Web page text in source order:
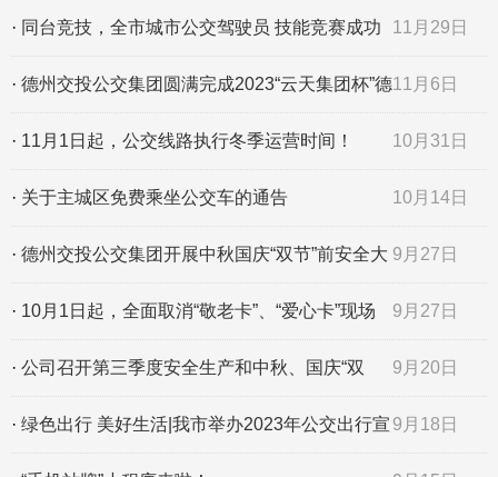
租的公告
· 同台竞技，全市城市公交驾驶员 技能竞赛成功
举办！
11月29日
· 德州交投公交集团圆满完成2023“云天集团杯”德
州马拉松赛事
11月6日
· 11月1日起，公交线路执行冬季运营时间！ 10月31日
· 关于主城区免费乘坐公交车的通告 10月14日
· 德州交投公交集团开展中秋国庆“双节”前安全大
检查
9月27日
· 10月1日起，全面取消“敬老卡”、“爱心卡”现场
年审业务
9月27日
· 公司召开第三季度安全生产和中秋、国庆“双
节”线路运营部署工作
9月20日
· 绿色出行 美好生活|我市举办2023年公交出行宣 9月18日